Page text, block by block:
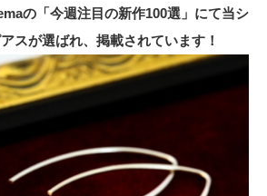
の「今週注目の新作100選」にて当シ
スが選ばれ、掲載されています！